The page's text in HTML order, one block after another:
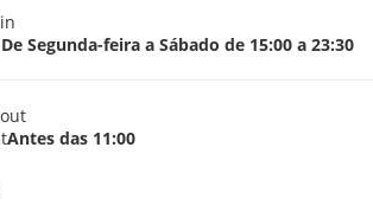
De Segunda-feira a Sábado de 15:00 a 23:30
Antes das 11:00